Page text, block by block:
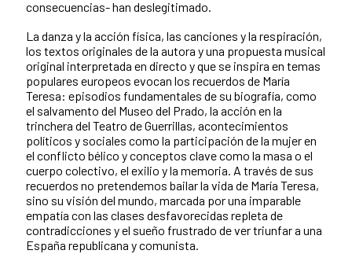
consecuencias- han deslegitimado.
La danza y la acción física, las canciones y la respiración,
los textos originales de la autora y una propuesta musical
original interpretada en directo y que se inspira en temas
populares europeos evocan los recuerdos de María
Teresa: episodios fundamentales de su biografía, como
el salvamento del Museo del Prado, la acción en la
trinchera del Teatro de Guerrillas, acontecimientos
políticos y sociales como la participación de la mujer en
el conflicto bélico y conceptos clave como la masa o el
cuerpo colectivo, el exilio y la memoria. A través de sus
recuerdos no pretendemos bailar la vida de María Teresa,
sino su visión del mundo, marcada por una imparable
empatía con las clases desfavorecidas repleta de
contradicciones y el sueño frustrado de ver triunfar a una
España republicana y comunista.